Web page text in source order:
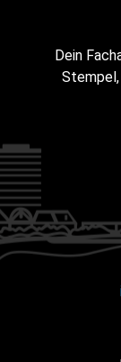
Dein
Stempel,